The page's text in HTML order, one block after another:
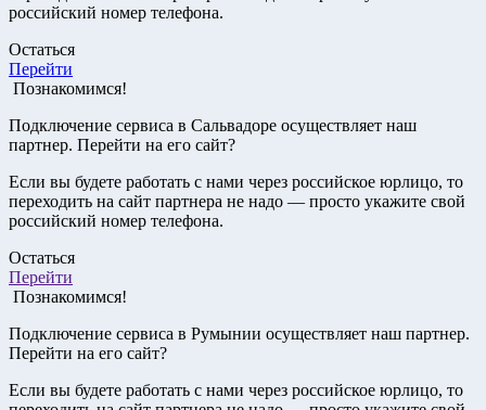
российский номер телефона.
Остаться
Перейти
Познакомимся!
Подключение сервиса в Сальвадоре осуществляет наш
партнер. Перейти на его сайт?
Если вы будете работать с нами через российское юрлицо, то
переходить на сайт партнера не надо — просто укажите свой
российский номер телефона.
Остаться
Перейти
Познакомимся!
Подключение сервиса в Румынии осуществляет наш партнер.
Перейти на его сайт?
Если вы будете работать с нами через российское юрлицо, то